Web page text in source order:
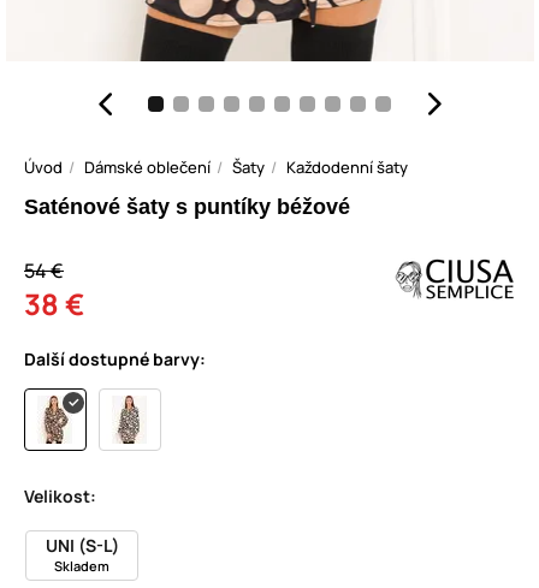
Úvod Dámské oblečení Šaty Každodenní šaty
Saténové šaty s puntíky béžové
54 €
38 €
Další dostupné barvy:
Velikost:
UNI (S-L)
Skladem